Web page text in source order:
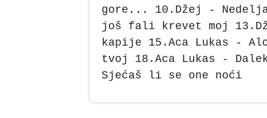
gore... 10.Džej -
još fali krevet moj
kapije 15.Aca Lukas -
tvoj 18.Aca Lukas -
Sjećaš li se one noći